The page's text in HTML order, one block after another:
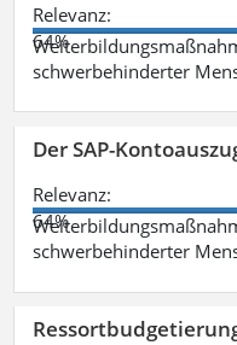
Relevanz:
64%
schwerbehinderter
Der SAP-
Relevanz:
64%
schwerbehinderter